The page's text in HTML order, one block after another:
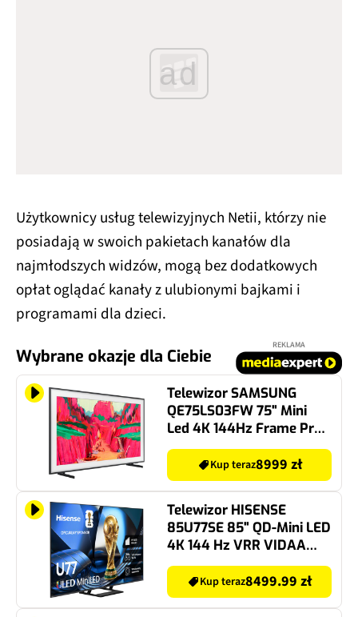
ad
Użytkownicy usług telewizyjnych Netii, którzy nie
posiadają w swoich pakietach kanałów dla
najmłodszych widzów, mogą bez dodatkowych
opłat oglądać kanały z ulubionymi bajkami i
programami dla dzieci.
Wybrane okazje dla Ciebie
REKLAMA
Telewizor SAMSUNG
QE75LS03FW 75" Mini
Led 4K 144Hz Frame Pro
Dolby Atmos
Kup teraz8999 zł
Telewizor HISENSE
85U77SE 85" QD-Mini LED
4K 144 Hz VRR VIDAA
Dolby Atmos Dolby
Vision HDMI 2.1
Kup teraz8499.99 zł